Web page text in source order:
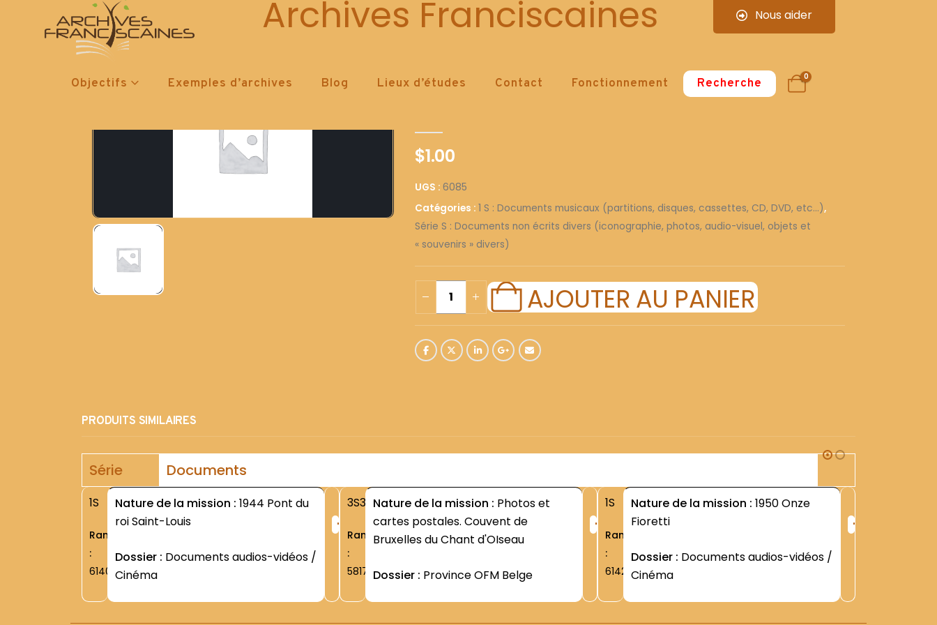
Archives Franciscaines Nous aider
Objectifs Exemples d’archives Blog Lieux d’études Contact Fonctionnement Recherche 0
6085
$1.00
UGS : 6085
Catégories : 1 S : Documents musicaux (partitions, disques, cassettes, CD, DVD, etc...),
Série S : Documents non écrits divers (iconographie, photos, audio-visuel, objets et
« souvenirs » divers)
AJOUTER AU PANIER
PRODUITS SIMILAIRES
Série Documents
1S
Rang
:
6140
Nature de la mission : 1944 Pont du
roi Saint-Louis
Dossier : Documents audios-vidéos /
Cinéma
+
3S3
Rang
:
5817
Nature de la mission : Photos et
cartes postales. Couvent de
Bruxelles du Chant d'OIseau
Dossier : Province OFM Belge
+
1S
Rang
:
6142
Nature de la mission : 1950 Onze
Fioretti
Dossier : Documents audios-vidéos /
Cinéma
+